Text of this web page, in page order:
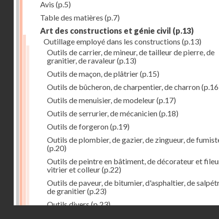
Avis (p.5)
Table des matières (p.7)
Art des constructions et génie civil (p.13)
Outillage employé dans les constructions (p.13)
Outils de carrier, de mineur, de tailleur de pierre, de
granitier, de ravaleur(p.13)
Outils de maçon, de plâtrier(p.15)
Outils de bûcheron, de charpentier, de charron
Outils de menuisier, de modeleur(p.17)
Outils de serrurier, de mécanicien(p.18)
Outils de forgeron(p.19)
Outils de plombier, de gazier, de zingueur, de
(p.20)
Outils de peintre en bâtiment, de décorateur et
vitrier et colleur(p.22)
Outils de paveur, de bitumier, d'asphaltier, de
de granitier(p.23)
Outils divers(p.23)